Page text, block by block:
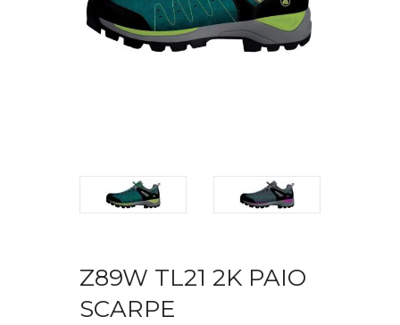
Z89W TL21 2K PAIO
SCARPE